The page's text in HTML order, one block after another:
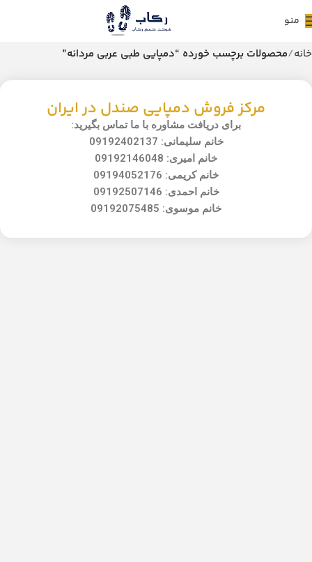
منو
خانه محصولات برچسب خورده “دمپایی طبی عربی مردانه”
مرکز فروش دمپایی صندل در ایران
برای دریافت مشاوره با ما تماس بگیرید:
خانم سلیمانی: 09192402137
خانم امیری: 09192146048
خانم کریمی: 09194052176
خانم احمدی: 09192507146
خانم موسوی: 09192075485